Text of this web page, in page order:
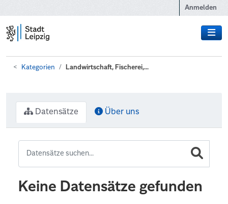
Anmelden
Kategorien Landwirtschaft, Fischerei,...
Datensätze Über uns
Keine Datensätze gefunden